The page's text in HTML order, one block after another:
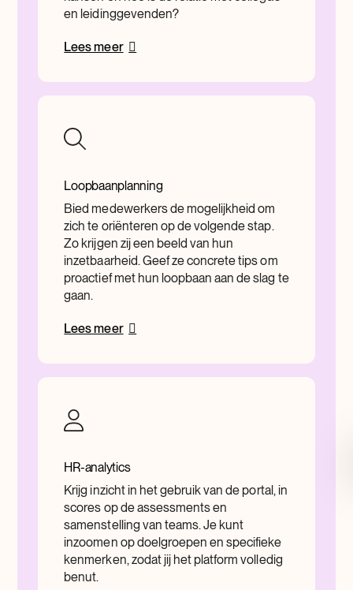
en leidinggevenden?
Lees meer
Loopbaanplanning
Bied medewerkers de mogelijkheid om
zich te oriënteren op de volgende stap.
Zo krijgen zij een beeld van hun
inzetbaarheid. Geef ze concrete tips om
proactief met hun loopbaan aan de slag te
gaan.
Lees meer
HR-analytics
Krijg inzicht in het gebruik van de portal, in
scores op de assessments en
samenstelling van teams. Je kunt
inzoomen op doelgroepen en specifieke
kenmerken, zodat jij het platform volledig
benut.